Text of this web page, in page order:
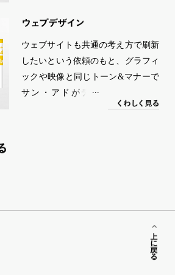
マに、他愛のないささやかな幸福の
像化しました」（奥野）。
ウェブデザイン
ウェブサイトも共通の考え方で刷新
したいという依頼のもと、グラフィ
ックや映像と同じトーン&マナーで
サン・アドがディレクション。
WEBバナーなどの制作もおこなっ
く わしく 見る
上に戻る